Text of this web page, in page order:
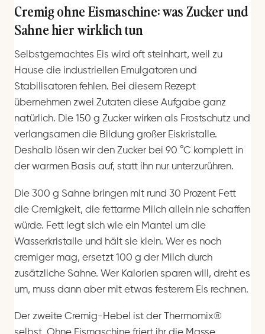
Cremig ohne Eismaschine: was Zucker und
Sahne hier wirklich tun
Selbstgemachtes Eis wird oft steinhart, weil zu
Hause die industriellen Emulgatoren und
Stabilisatoren fehlen. Bei diesem Rezept
übernehmen zwei Zutaten diese Aufgabe ganz
natürlich. Die 150 g Zucker wirken als Frostschutz und
verlangsamen die Bildung großer Eiskristalle.
Deshalb lösen wir den Zucker bei 90 °C komplett in
der warmen Basis auf, statt ihn nur unterzurühren.
Die 300 g Sahne bringen mit rund 30 Prozent Fett
die Cremigkeit, die fettarme Milch allein nie schaffen
würde. Fett legt sich wie ein Mantel um die
Wasserkristalle und hält sie klein. Wer es noch
cremiger mag, ersetzt 100 g der Milch durch
zusätzliche Sahne. Wer Kalorien sparen will, dreht es
um, muss dann aber mit etwas festerem Eis rechnen.
Der zweite Cremig-Hebel ist der Thermomix®